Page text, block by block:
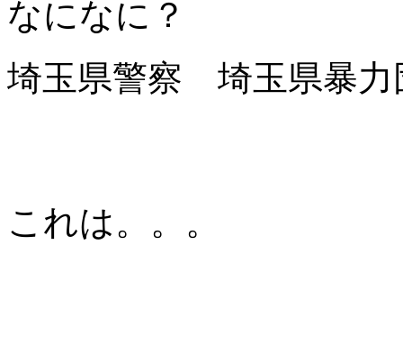
なになに？
埼玉県警察 埼玉県暴力
これは。。。